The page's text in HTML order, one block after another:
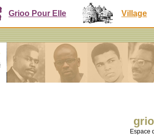
Grioo Pour Elle Village
Espace